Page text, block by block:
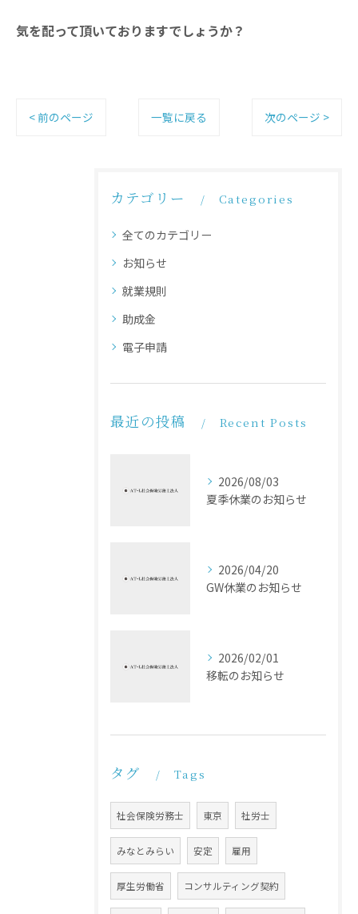
気を配って頂いておりますでしょうか？
< 前のページ 一覧に戻る 次のページ >
カテゴリー Categories
全てのカテゴリー
お知らせ
就業規則
助成金
電子申請
最近の投稿 Recent Posts
2026/08/03
夏季休業のお知らせ
2026/04/20
GW休業のお知らせ
2026/02/01
移転のお知らせ
タグ Tags
社会保険労務士 東京 社労士
みなとみらい 安定 雇用
厚生労働省 コンサルティング契約